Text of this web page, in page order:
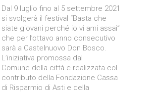
Dal 9 luglio fino al 5 settembre 2021
si svolgerà il festival “Basta che
siate giovani perché io vi ami assai”
che per l’ottavo anno consecutivo
sarà a Castelnuovo Don Bosco.
L’iniziativa promossa dal
Comune della città e realizzata col
contributo della Fondazione Cassa
di Risparmio di Asti e della